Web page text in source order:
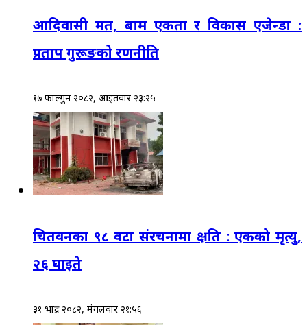
आदिवासी मत, बाम एकता र विकास एजेन्डा :
प्रताप गुरूङको रणनीति
१७ फाल्गुन २०८२, आईतवार २३:२५
चितवनका ९८ वटा संरचनामा क्षति : एकको मृत्यु,
२६ घाइते
३१ भाद्र २०८२, मंगलवार २१:५६